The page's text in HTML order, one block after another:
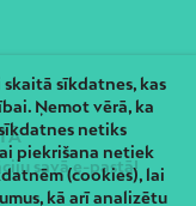
savā e-pastā!
sīkdatnes, kas
Ņemot vērā, ka
netiks
piekrišana netiek
(cookies), lai
kā arī analizētu